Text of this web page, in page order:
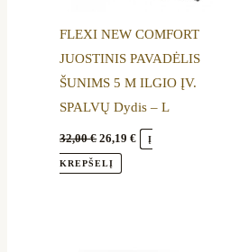
FLEXI NEW COMFORT
JUOSTINIS PAVADĖLIS
ŠUNIMS 5 M ILGIO ĮV.
SPALVŲ Dydis – L
32,00€ 26,19€ Į
KREPŠELĮ
chosen
on
the
product
page